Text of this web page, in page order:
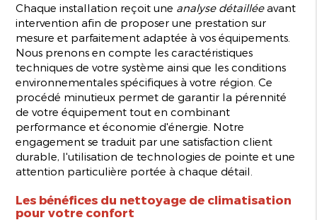
Chaque installation reçoit une analyse détailléeavant
intervention afin de proposer une prestation sur
mesure et parfaitement adaptée à vos équipements.
Nous prenons en compte les caractéristiques
techniques de votre système ainsi que les conditions
environnementales spécifiques à votre région. Ce
procédé minutieux permet de garantir la pérennité
de votre équipement tout en combinant
performance et économie d'énergie. Notre
engagement se traduit par une satisfaction client
durable, l'utilisation de technologies de pointe et une
attention particulière portée à chaque détail.
Les bénéfices du nettoyage de climatisation
pour votre confort